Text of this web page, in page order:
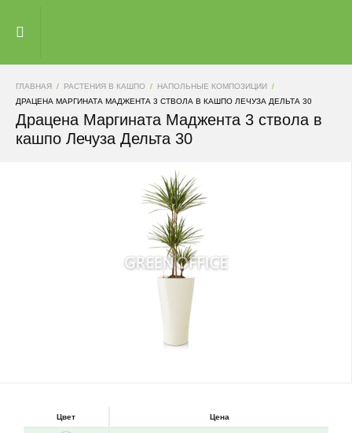
ГЛАВНАЯ РАСТЕНИЯ В КАШПО
НАПОЛЬНЫЕ КОМПОЗИЦИИ
ДРАЦЕНА МАРГИНАТА МАДЖЕНТА 3 СТВОЛА В КАШПО ЛЕЧУЗА ДЕЛЬТА 30
Драцена Маргината Маджента 3 ствола в
кашпо Лечуза Дельта 30
Цвет Цена